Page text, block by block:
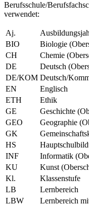
Berufsschule/
verwendet:
Aj.
BIO
Biologie
CH
Chemie
DE
Deutsch
DE/KOM Deutsch/
EN
Englisch
ETH
Ethik
GE
Geschichte
GEO
Geographie
GK
HS
INF
Informatik
KU
Kunst
Kl.
Klassenstufe
LB
Lernbereich
LBW
Lernbereich